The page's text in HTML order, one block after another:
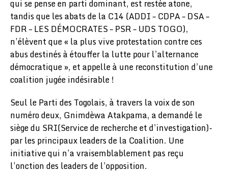
qui se pense en parti dominant, est restée atone,
tandis que les abats de la C14 (ADDI – CDPA – DSA –
FDR – LES DÉMOCRATES – PSR – UDS TOGO),
n’élèvent que « la plus vive protestation contre ces
abus destinés à étouffer la lutte pour l’alternance
démocratique », et appelle à une reconstitution d’une
coalition jugée indésirable !
Seul le Parti des Togolais, à travers la voix de son
numéro deux, Gnimdèwa Atakpama, a demandé le
siège du SRI(Service de recherche et d’investigation)-
par les principaux leaders de la Coalition. Une
initiative qui n’a vraisemblablement pas reçu
l’onction des leaders de l’opposition.